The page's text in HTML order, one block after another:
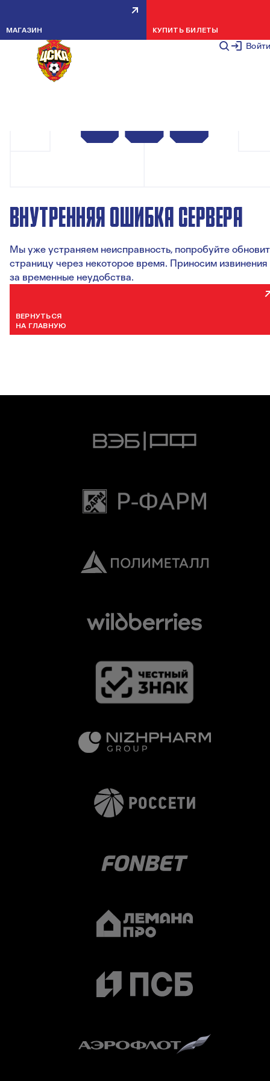
Войти
МАГАЗИН КУПИТЬ БИЛЕТЫ
ВНУТРЕННЯЯ ОШИБКА СЕРВЕРА
Мы уже устраняем неисправность, попробуйте
страницу через некоторое время. Приносим извинения
за временные неудобства.
ВЕРНУТЬСЯ
НА ГЛАВНУЮ